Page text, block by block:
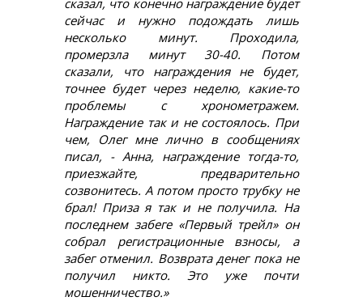
сейчас и нужно подождать лишь
несколько минут. Проходила,
промерзла минут 30-40. Потом
сказали, что награждения не будет,
точнее будет через неделю, какие-то
проблемы с хронометражем.
Награждение так и не состоялось. При
чем, Олег мне лично в сообщениях
писал, - Анна, награждение тогда-то,
приезжайте, предварительно
созвонитесь. А потом просто трубку не
брал! Приза я так и не получила. На
последнем забеге «Первый трейл» он
собрал регистрационные взносы, а
забег отменил. Возврата денег пока не
получил никто. Это уже почти
мошенничество.»